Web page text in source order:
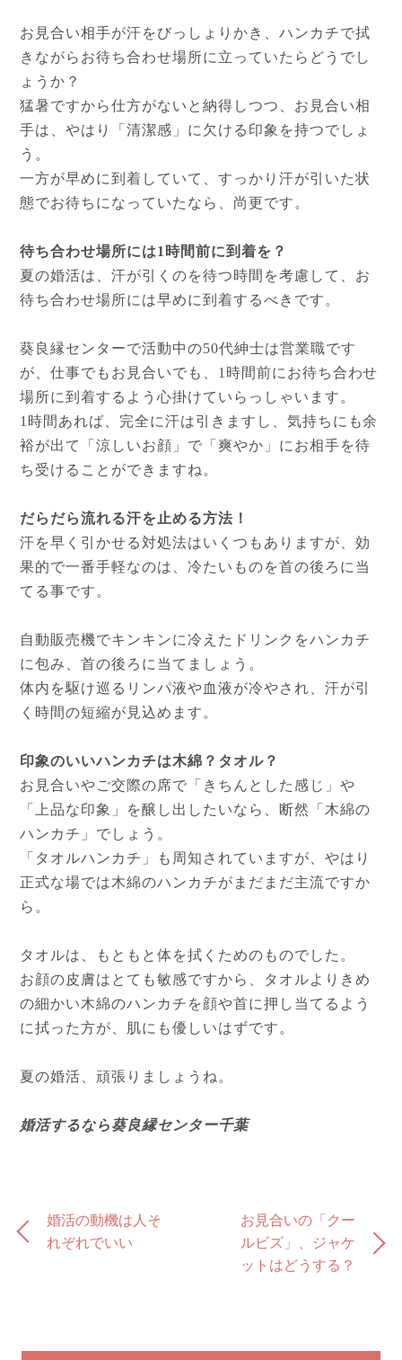
お見合い相手が汗をびっしょりかき、ハンカチで拭
きながらお待ち合わせ場所に立っていたらどうでし
ょうか？
猛暑ですから仕方がないと納得しつつ、お見合い相
手は、やはり「清潔感」に欠ける印象を持つでしょ
う。
一方が早めに到着していて、すっかり汗が引いた状
態でお待ちになっていたなら、尚更です。
待ち合わせ場所には1時間前に到着を？
夏の婚活は、汗が引くのを待つ時間を考慮して、お
待ち合わせ場所には早めに到着するべきです。
葵良縁センターで活動中の50代紳士は営業職です
が、仕事でもお見合いでも、1時間前にお待ち合わせ
場所に到着するよう心掛けていらっしゃいます。
1時間あれば、完全に汗は引きますし、気持ちにも余
裕が出て「涼しいお顔」で「爽やか」にお相手を待
ち受けることができますね。
だらだら流れる汗を止める方法！
汗を早く引かせる対処法はいくつもありますが、効
果的で一番手軽なのは、冷たいものを首の後ろに当
てる事です。
自動販売機でキンキンに冷えたドリンクをハンカチ
に包み、首の後ろに当てましょう。
体内を駆け巡るリンパ液や血液が冷やされ、汗が引
く時間の短縮が見込めます。
印象のいいハンカチは木綿？タオル？
お見合いやご交際の席で「きちんとした感じ」や
「上品な印象」を醸し出したいなら、断然「木綿の
ハンカチ」でしょう。
「タオルハンカチ」も周知されていますが、やはり
正式な場では木綿のハンカチがまだまだ主流ですか
ら。
タオルは、もともと体を拭くためのものでした。
お顔の皮膚はとても敏感ですから、タオルよりきめ
の細かい木綿のハンカチを顔や首に押し当てるよう
に拭った方が、肌にも優しいはずです。
夏の婚活、頑張りましょうね。
婚活するなら葵良縁センター千葉
婚活の動機は人そ
れぞれでいい
お見合いの「クー
ルビズ」、ジャケ
ットはどうする？